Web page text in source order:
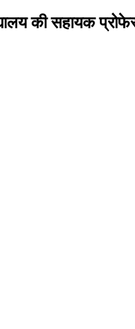
की सहायक